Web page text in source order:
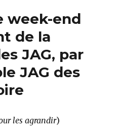
week-end
de la
JAG, par
JAG des
les agrandir)